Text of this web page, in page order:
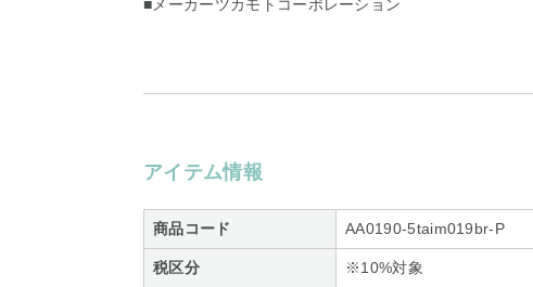
■メーカーツカモトコーポレーション
アイテム情報
商品コード AA0190-5taim019br-P
税区分 ※10%対象